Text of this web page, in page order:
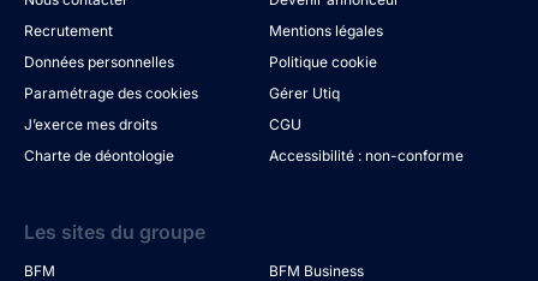
Recrutement
Mentions légales
Données personnelles
Politique cookie
Paramétrage des cookies
Gérer Utiq
J’exerce mes droits
CGU
Charte de déontologie
Accessibilité : non-conforme
Les sites du groupe
BFM
BFM Business